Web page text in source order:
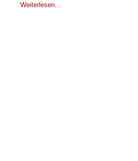
Weiterlesen...